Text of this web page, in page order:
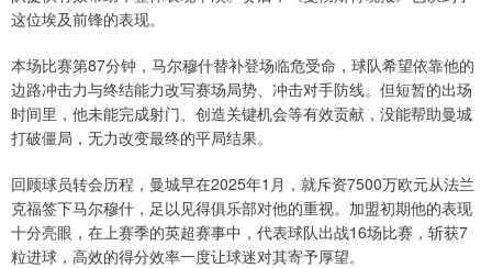
这位埃及前锋的表现。
本场比赛第87分钟，马尔穆什替补登场临危受命，球队希望依靠他的
边路冲击力与终结能力改写赛场局势、冲击对手防线。但短暂的出场
时间里，他未能完成射门、创造关键机会等有效贡献，没能帮助曼城
打破僵局，无力改变最终的平局结果。
回顾球员转会历程，曼城早在2025年1月，就斥资7500万欧元从法兰
克福签下马尔穆什，足以见得俱乐部对他的重视。加盟初期他的表现
十分亮眼，在上赛季的英超赛事中，代表球队出战16场比赛，斩获7
粒进球，高效的得分效率一度让球迷对其寄予厚望。